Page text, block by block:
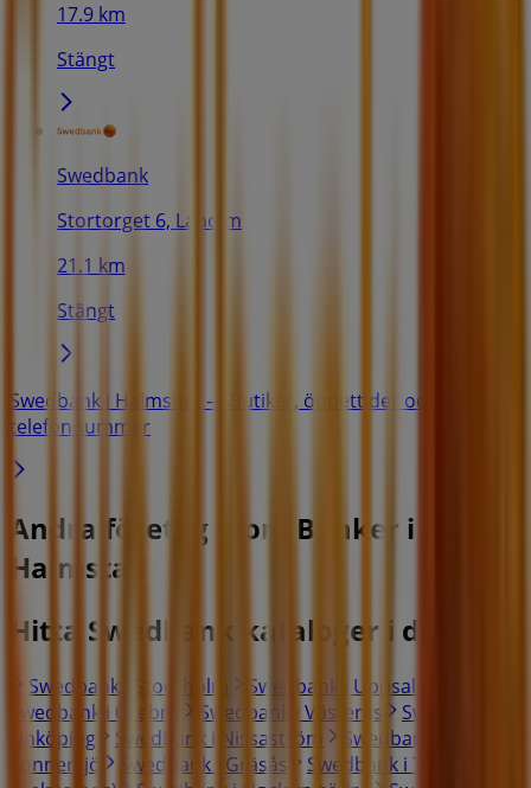
17.9 km
Stängt
Swedbank
Stortorget 6, Laholm
21.1 km
Stängt
Swedbank i Halmstad — Butiker, öppettider och
telefonnummer
Andra företag inom Banker i
Halmstad
Hitta Swedbank kataloger i din stad
Swedbank i Stockholm
Swedbank i Uppsala
Swedbank i Örebro
Swedbank i Västerås
Swedbank i
Linköping
Swedbank i Nissaström
Swedbank i
Tönnersjö
Swedbank i Gräsås
Swedbank i Trönninge